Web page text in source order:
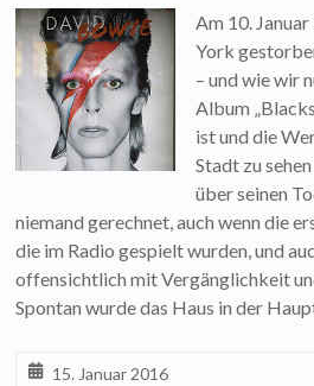
Am 10.
York
– und wie wir
Album
ist und die
Stadt zu
über seinen
niemand gerechnet, auch wenn die
die im Radio gespielt wurden, und
offensichtlich mit Vergänglichkeit
Spontan wurde das Haus in der
15. Januar 2016